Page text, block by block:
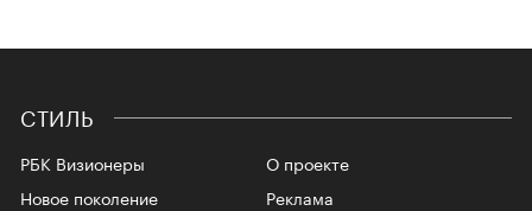
СТИЛЬ
РБК Визионеры
Новое поколение
О проекте
Реклама